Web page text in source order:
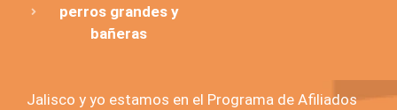
perros grandes y
bañeras
Jalisco y yo estamos en el Programa de Afiliados